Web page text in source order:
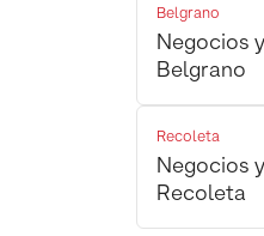
Belgrano
Negocios
Belgrano
Recoleta
Negocios
Recoleta